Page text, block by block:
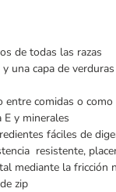
de todas las razas
una capa de verduras
entre comidas o como
E y minerales
fáciles de
resistente,
mediante la fricción
zip